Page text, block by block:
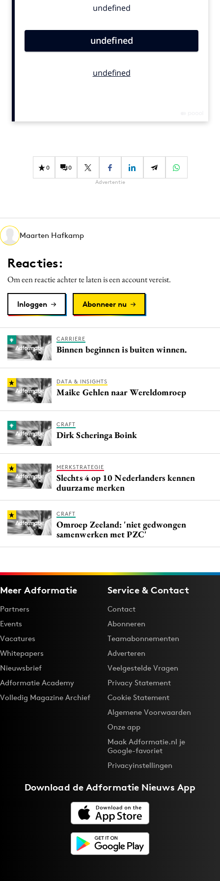
Contentmarketing
Effectiviteit
Gedragsverandering
Martech
Media
Merkstrategie
PR
Programmatic
Reputatie & crisis
0 0
Advertentie
Maarten Hafkamp
Reacties:
Om een reactie achter te laten is een account vereist.
Inloggen Abonneer nu
CARRIERE
Binnen beginnen is buiten winnen.
DATA & INSIGHTS
Maike Gehlen naar Wereldomroep
CRAFT
Dirk Scheringa Boink
MERKSTRATEGIE
Slechts 4 op 10 Nederlanders kennen
duurzame merken
CRAFT
Omroep Zeeland: 'niet gedwongen
samenwerken met PZC'
Meer Adformatie
Partners
Events
Vacatures
Whitepapers
Nieuwsbrief
Adformatie Academy
Volledig Magazine Archief
Service & Contact
Contact
Abonneren
Teamabonnementen
Adverteren
Veelgestelde Vragen
Privacy Statement
Cookie Statement
Algemene Voorwaarden
Onze app
Maak Adformatie.nl je
Google-favoriet
Privacyinstellingen
Download deAdformatie Nieuws App